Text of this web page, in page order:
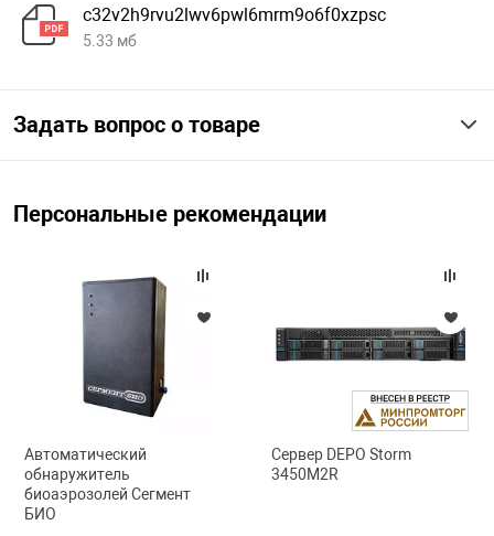
c32v2h9rvu2lwv6pwl6mrm9o6f0xzpsc
5.33 мб
Задать вопрос о товаре
Персональные рекомендации
Автоматический
обнаружитель
биоаэрозолей Сегмент
БИО
Сервер DEPO Storm
3450M2R